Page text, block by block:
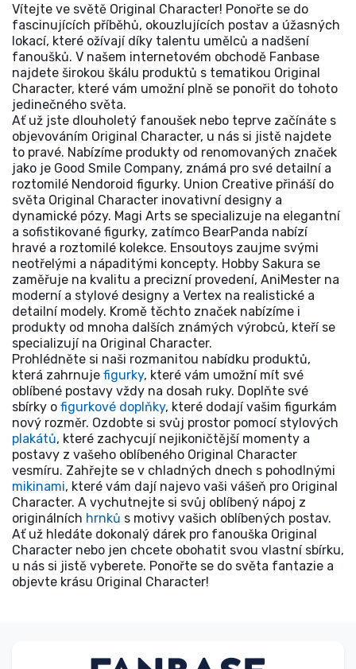
Vítejte ve světě Original Character! Ponořte se do
fascinujících příběhů, okouzlujících postav a úžasných
lokací, které ožívají díky talentu umělců a nadšení
fanoušků. V našem internetovém obchodě Fanbase
najdete širokou škálu produktů s tematikou Original
Character, které vám umožní plně se ponořit do tohoto
jedinečného světa.
Ať už jste dlouholetý fanoušek nebo teprve začínáte s
objevováním Original Character, u nás si jistě najdete
to pravé. Nabízíme produkty od renomovaných značek
jako je Good Smile Company, známá pro své detailní a
roztomilé Nendoroid figurky. Union Creative přináší do
světa Original Character inovativní designy a
dynamické pózy. Magi Arts se specializuje na elegantní
a sofistikované figurky, zatímco BearPanda nabízí
hravé a roztomilé kolekce. Ensoutoys zaujme svými
neotřelými a nápaditými koncepty. Hobby Sakura se
zaměřuje na kvalitu a precizní provedení, AniMester na
moderní a stylové designy a Vertex na realistické a
detailní modely. Kromě těchto značek nabízíme i
produkty od mnoha dalších známých výrobců, kteří se
specializují na Original Character.
Prohlédněte si naši rozmanitou nabídku produktů,
která zahrnuje figurky, které vám umožní mít své
oblíbené postavy vždy na dosah ruky. Doplňte své
sbírky o figurkové doplňky, které dodají vašim figurkám
nový rozměr. Ozdobte si svůj prostor pomocí stylových
plakátů, které zachycují nejikoničtější momenty a
postavy z vašeho oblíbeného Original Character
vesmíru. Zahřejte se v chladných dnech s pohodlnými
mikinami, které vám dají najevo vaši vášeň pro Original
Character. A vychutnejte si svůj oblíbený nápoj z
originálních hrnků s motivy vašich oblíbených postav.
Ať už hledáte dokonalý dárek pro fanouška Original
Character nebo jen chcete obohatit svou vlastní sbírku,
u nás si jistě vyberete. Ponořte se do světa fantazie a
objevte krásu Original Character!